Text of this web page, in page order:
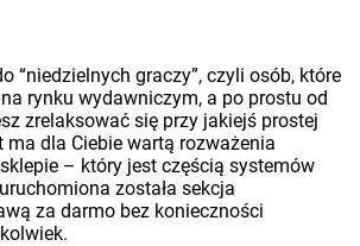
“niedzielnych graczy”, czyli osób, które
rynku wydawniczym, a po prostu od
zrelaksować się przy jakiejś prostej
dla Ciebie wartą rozważenia
– który jest częścią systemów
została sekcja
za darmo bez konieczności